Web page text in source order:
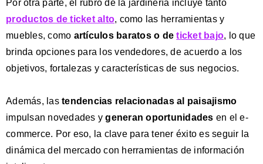
Por otra parte, el rubro de la jardinería incluye tanto
productos de ticket alto, como las herramientas y
muebles, como artículos baratos o deticket bajo, lo que
brinda opciones para los vendedores, de acuerdo a los
objetivos, fortalezas y características de sus negocios.
Además, las tendencias relacionadas al paisajismo
impulsan novedades ygeneran oportunidades en el e-
commerce. Por eso, la clave para tener éxito es seguir la
dinámica del mercado con herramientas de información